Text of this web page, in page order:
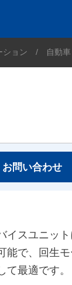
ション 自動
お問い合わせ
イスユニッ
能で、回生
て最適です。